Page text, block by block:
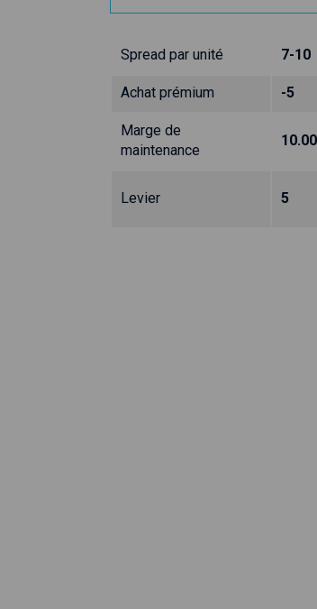
Spread par unité 7-10
Achat prémium -5
Marge de
maintenance
Levier 5